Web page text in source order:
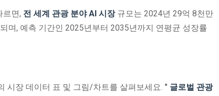
르면, 전 세계 관광 분야 AI 시장 규모는 2024년 29억 8천만
며, 예측 기간인 2025년부터 2035년까지 연평균 성장률
시장 데이터 표 및 그림/차트를 살펴보세요. " 글로벌 관광